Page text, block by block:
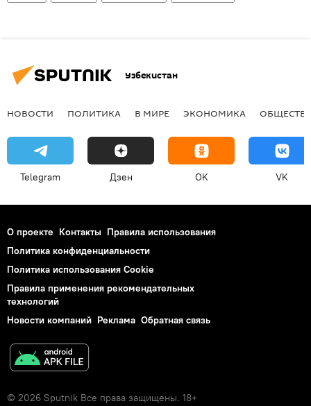
Узбекистан
НОВОСТИ ПОЛИТИКА В МИРЕ ЭКОНОМИКА
Telegram Дзен OK VK
О проекте Контакты Правила использования
Политика конфиденциальности
Политика использования Cookie
Правила применения рекомендательных
технологий
Новости компаний Реклама Обратная связь
© 2026 Sputnik Все права защищены. 18+